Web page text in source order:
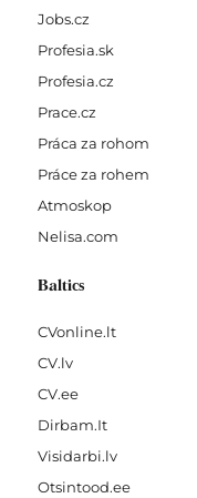
Jobs.cz
Profesia.sk
Profesia.cz
Prace.cz
Práca za rohom
Práce za rohem
Atmoskop
Nelisa.com
Baltics
CVonline.lt
CV.lv
CV.ee
Dirbam.It
Visidarbi.lv
Otsintood.ee